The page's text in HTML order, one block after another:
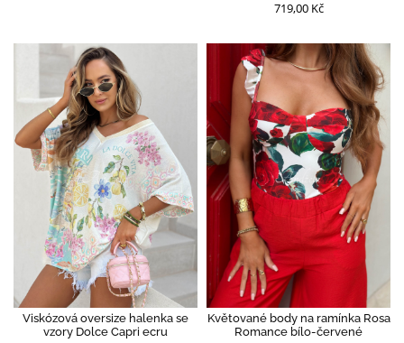
719,00 Kč
Viskózová oversize halenka se
vzory Dolce Capri ecru
Květované body na ramínka Rosa
Romance bílo-červené